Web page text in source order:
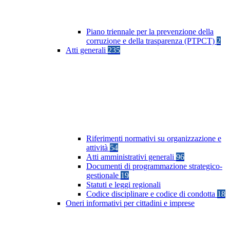
Piano triennale per la prevenzione della
corruzione e della trasparenza (PTPCT) 2
Atti generali 235
Riferimenti normativi su organizzazione e
attività 54
Atti amministrativi generali 96
Documenti di programmazione strategico-
gestionale 19
Statuti e leggi regionali
Codice disciplinare e codice di condotta 18
Oneri informativi per cittadini e imprese